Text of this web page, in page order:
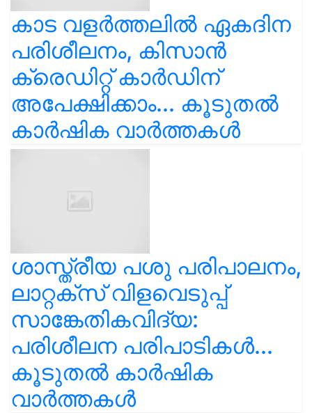
കാട വളര്‍ത്തലിൽ ഏകദിന
പരിശീലനം, കിസാൻ
ക്രെഡിറ്റ് കാർഡിന്
അപേക്ഷിക്കാം... കൂടുതൽ
കാർഷിക വാർത്തകൾ
ശാസ്ത്രീയ പശു പരിപാലനം,
ലാറ്റക്സ് വിളവെടുപ്പ്
സാങ്കേതികവിദ്യ:
പരിശീലന പരിപാടികൾ...
കൂടുതൽ കാർഷിക
വാർത്തകൾ